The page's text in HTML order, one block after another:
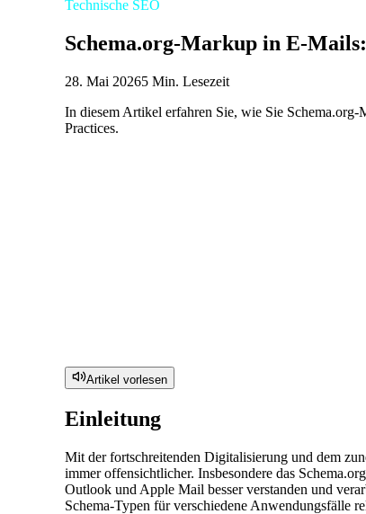
Technische SEO
Schema.org-Markup in E-
28. Mai 20265 Min. Lesezeit
In diesem Artikel erfahren Sie, wie Sie
Practices.
Artikel vorlesen
Einleitung
Mit der fortschreitenden Digitalisierung und dem
immer offensichtlicher. Insbesondere das
Outlook und Apple Mail besser verstanden und
Schema-Typen für verschiedene Anwendungsfälle